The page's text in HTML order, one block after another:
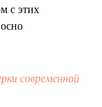
с этих
современной